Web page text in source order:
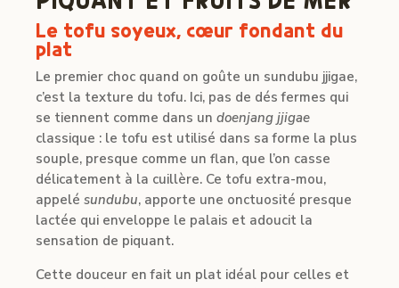
Le tofu soyeux, cœur fondant du
plat
Le premier choc quand on goûte un sundubu jjigae,
c’est la texture du tofu. Ici, pas de dés fermes qui
se tiennent comme dans un doenjang jjigae
classique : le tofu est utilisé dans sa forme la plus
souple, presque comme un flan, que l’on casse
délicatement à la cuillère. Ce tofu extra-mou,
appelé sundubu, apporte une onctuosité presque
lactée qui enveloppe le palais et adoucit la
sensation de piquant.
Cette douceur en fait un plat idéal pour celles et